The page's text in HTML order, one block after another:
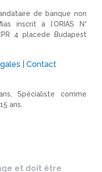
de banque non
inscrit à l’ORIAS N°
4 placede Budapest
|Contact
Spécialiste comme
ans.
et doit être